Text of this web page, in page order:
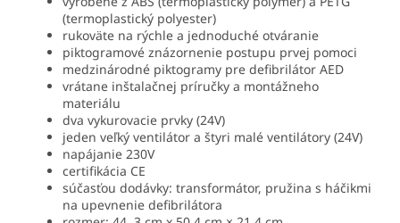
(termoplastický polyester)
rukoväte na rýchle a jednoduché otváranie
piktogramové znázornenie postupu prvej pomoci
medzinárodné piktogramy pre defibrilátor AED
vrátane inštalačnej príručky a montážneho
materiálu
dva vykurovacie prvky (24V)
jeden veľký ventilátor a štyri malé ventilátory (24V)
napájanie 230V
certifikácia CE
súčasťou dodávky: transformátor, pružina s háčikmi
na upevnenie defibrilátora